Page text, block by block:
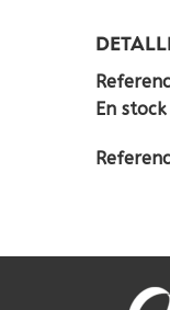
En stock